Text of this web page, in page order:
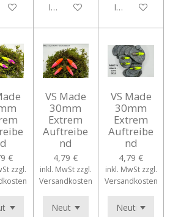
WarenkorbIn den WarenkorbIn den
€
zzgl.
VS Made
30mm
Extrem
Auftreibe
nd
4,79 €
inkl. MwSt zzgl.
Versandkosten
VS Made
30mm
Extrem
Auftreibe
nd
4,79 €
inkl. MwSt zzgl.
Versandkosten